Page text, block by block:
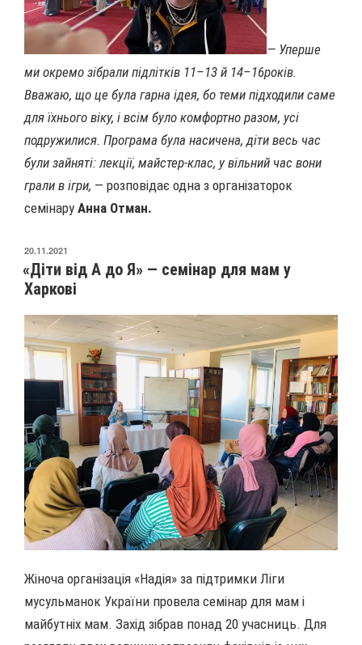
— Уперше
ми окремо зібрали підлітків 11–13 й 14–16років.
Вважаю, що це була гарна ідея, бо теми підходили саме
для їхнього віку, і всім було комфортно разом, усі
подружилися. Програма була насичена, діти весь час
були зайняті: лекції, майстер-клас, у вільний час вони
грали в ігри, — розповідає одна з організаторок
семінару Анна Отман.
ОПУБЛІКОВАНО
20.11.2021
«Діти від А до Я» — семінар для мам у
Харкові
Жіноча організація «Надія» за підтримки Ліги
мусульманок України провела семінар для мам і
майбутніх мам. Захід зібрав понад 20 учасниць. Для